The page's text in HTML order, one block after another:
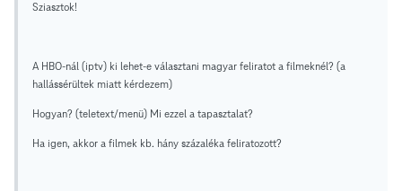
Sziasztok!
A HBO-nál (iptv) ki lehet-e választani magyar feliratot a filmeknél? (a
hallássérültek miatt kérdezem)
Hogyan? (teletext/menü) Mi ezzel a tapasztalat?
Ha igen, akkor a filmek kb. hány százaléka feliratozott?